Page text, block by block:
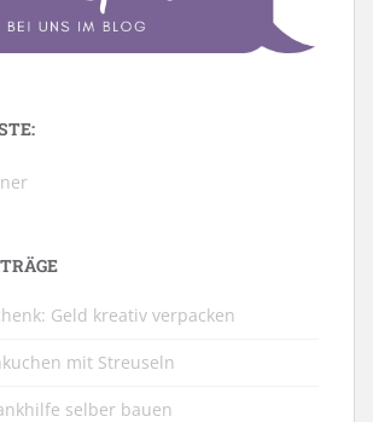
Geld kreativ verpacken
mit Streuseln
selber bauen